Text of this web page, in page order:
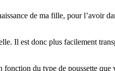
de ma fille, pour l’avoir
Il est donc plus facilement
du type de poussette